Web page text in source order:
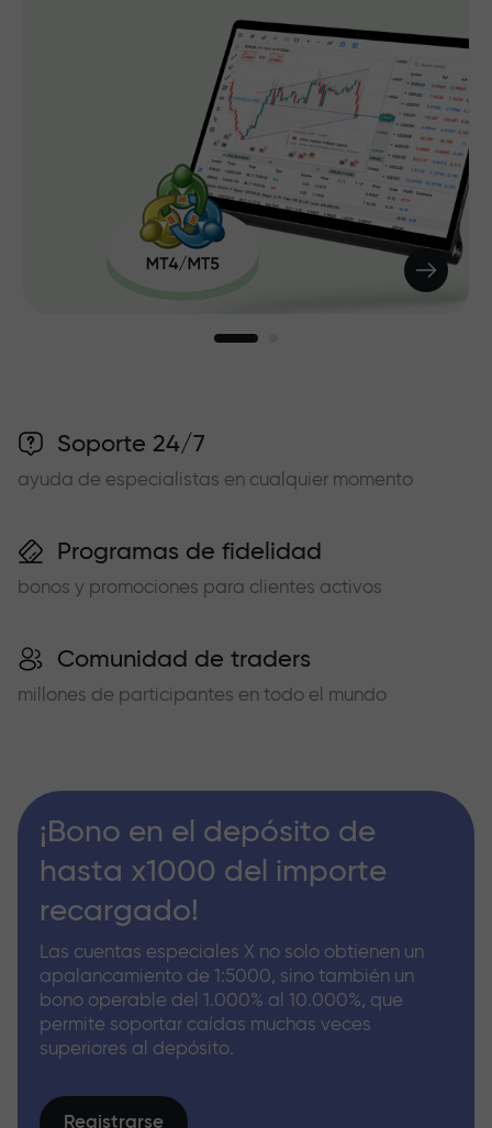
Soporte 24/7
ayuda de especialistas en cualquier momento
Programas de fidelidad
bonos y promociones para clientes activos
Comunidad de traders
millones de participantes en todo el mundo
¡Bono en el depósito de
hasta x1000 del importe
recargado!
Las cuentas especiales X no solo obtienen un
apalancamiento de 1:5000, sino también un
bono operable del 1.000% al 10.000%, que
permite soportar caídas muchas veces
superiores al depósito.
Registrarse